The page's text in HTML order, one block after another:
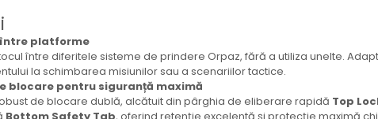
între platforme
între diferitele sisteme de prindere Orpaz, fără a utiliza unelte.
la schimbarea misiunilor sau a scenariilor tactice.
blocare pentru siguranță maximă
de blocare dublă, alcătuit din pârghia de eliberare rapidă Top